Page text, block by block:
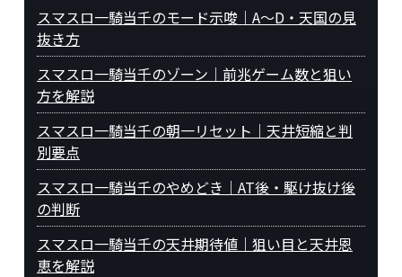
スマスロ一騎当千のモード示唆｜A～D・天国の見
抜き方
スマスロ一騎当千のゾーン｜前兆ゲーム数と狙い
方を解説
スマスロ一騎当千の朝一リセット｜天井短縮と判
別要点
スマスロ一騎当千のやめどき｜AT後・駆け抜け後
の判断
スマスロ一騎当千の天井期待値｜狙い目と天井恩
恵を解説